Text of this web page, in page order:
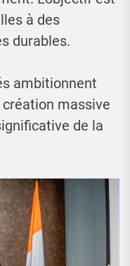
à des
durables.
ambitionnent
massive
de la